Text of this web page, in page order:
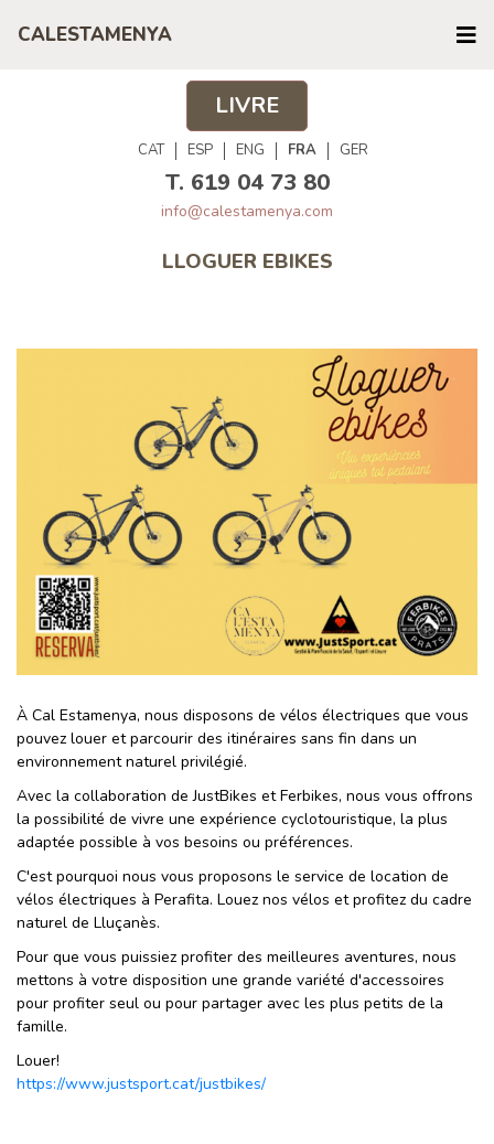
LIVRE
CAT ESP ENG FRA GER
T. 619 04 73 80
info@calestamenya.com
CALESTAMENYA
LLOGUER EBIKES
À Cal Estamenya, nous disposons de vélos électriques que vous
pouvez louer et parcourir des itinéraires sans fin dans un
environnement naturel privilégié.
Avec la collaboration de JustBikes et Ferbikes, nous vous offrons
la possibilité de vivre une expérience cyclotouristique, la plus
adaptée possible à vos besoins ou préférences.
C'est pourquoi nous vous proposons le service de location de
vélos électriques à Perafita. Louez nos vélos et profitez du cadre
naturel de Lluçanès.
Pour que vous puissiez profiter des meilleures aventures, nous
mettons à votre disposition une grande variété d'accessoires
pour profiter seul ou pour partager avec les plus petits de la
famille.
Louer!
https://www.justsport.cat/justbikes/